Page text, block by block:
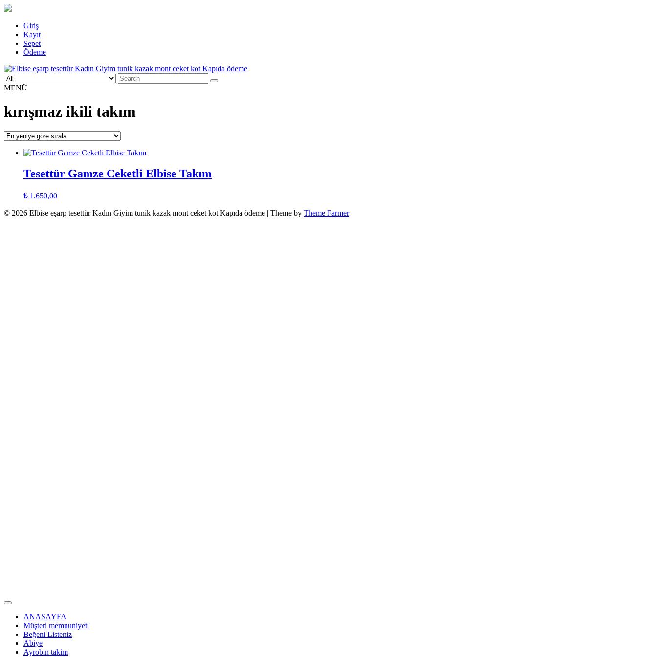
Skip
content
Giriş
Kayıt
Sepet
Ödeme
Elbise eşarp tesettür Kadın Giyim tunik kazak mont ceket kot Kapıda ödeme
Kadın Giyim üzerine alışveriş sitesi
Search
for:
MENÜ
kırışmaz ikili takım
Tesettür Gamze Ceketli Elbise Takım
₺ 1.650,00
© 2026 Elbise eşarp tesettür Kadın Giyim tunik kazak mont ceket kot Kapıda ödeme | Theme by Theme Farmer
ANASAYFA
Müşteri memnuniyeti
Beğeni Listeniz
Abiye
Ayrobin takim